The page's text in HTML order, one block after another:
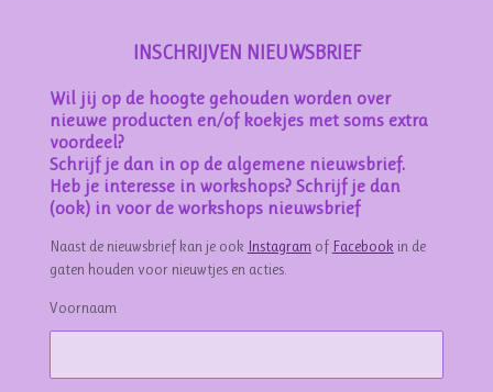
INSCHRIJVEN NIEUWSBRIEF
Wil jij op de hoogte gehouden worden over
nieuwe producten en/of koekjes met soms extra
voordeel?
Schrijf je dan in op de algemene nieuwsbrief.
Heb je interesse in workshops? Schrijf je dan
(ook) in voor de workshops nieuwsbrief
Naast de nieuwsbrief kan je ook Instagram of Facebook in de
gaten houden voor nieuwtjes en acties.
Voornaam